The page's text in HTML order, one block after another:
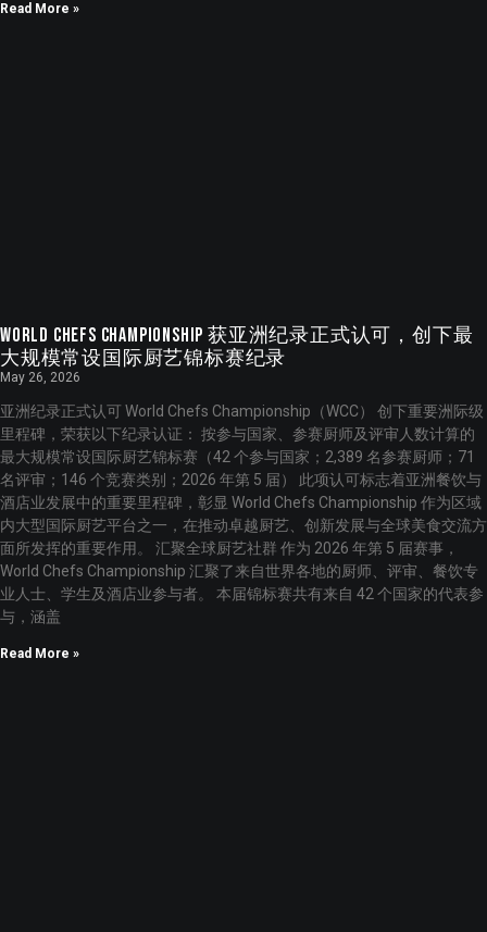
Read More »
World Chefs Championship 获亚洲纪录正式认可，创下最
大规模常设国际厨艺锦标赛纪录
May 26, 2026
亚洲纪录正式认可 World Chefs Championship（WCC） 创下重要洲际级
里程碑，荣获以下纪录认证： 按参与国家、参赛厨师及评审人数计算的
最大规模常设国际厨艺锦标赛（42 个参与国家；2,389 名参赛厨师；71
名评审；146 个竞赛类别；2026 年第 5 届） 此项认可标志着亚洲餐饮与
酒店业发展中的重要里程碑，彰显 World Chefs Championship 作为区域
内大型国际厨艺平台之一，在推动卓越厨艺、创新发展与全球美食交流方
面所发挥的重要作用。 汇聚全球厨艺社群 作为 2026 年第 5 届赛事，
World Chefs Championship 汇聚了来自世界各地的厨师、评审、餐饮专
业人士、学生及酒店业参与者。 本届锦标赛共有来自 42 个国家的代表参
与，涵盖
Read More »